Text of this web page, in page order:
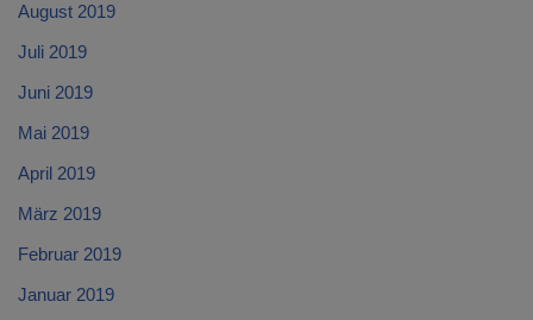
August 2019
Juli 2019
Juni 2019
Mai 2019
April 2019
März 2019
Februar 2019
Januar 2019